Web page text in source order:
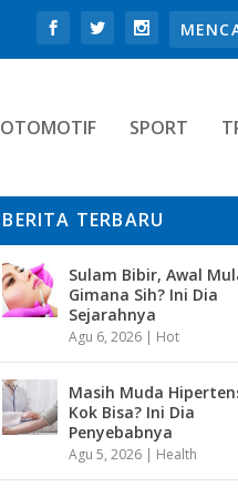
OTOMOTIF SPORT
BERITA TERBARU
Sulam Bibir, Awal
Gimana Sih? Ini Dia
Sejarahnya
Agu 6, 2026 | Hot
Masih Muda
Kok Bisa? Ini Dia
Penyebabnya
Agu 5, 2026 | Health